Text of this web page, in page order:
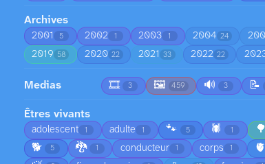
Archives
2001 5 2002 1 2003 1 2004 24
2019 58 2020 22 2021 33 2022 22
Medias 🎞️ 3 🖼️ 459 🔊 3 📝
Êtres vivants
adolescent 1 adulte 1 🐾 5 🕷️ 1 🌳
🐕 5 🐉 1 conducteur 1 corps 1 🫀